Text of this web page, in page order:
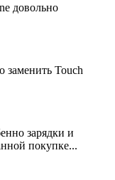
довольно
заменить Touch
зарядки и
покупке...